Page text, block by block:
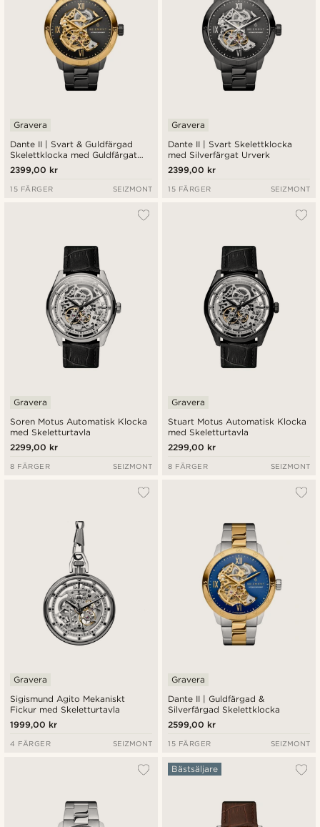
Dante II | Svart & Guldfärgad
Skelettklocka med Guldfärgat
Urverk
Gravera
2399,00 kr
15 FÄRGER SEIZMONT
Dante II | Svart Skelettklocka
med Silverfärgat Urverk
Gravera
2399,00 kr
15 FÄRGER SEIZMONT
Soren Motus Automatisk Klocka
med Skeletturtavla
Gravera
2299,00 kr
8 FÄRGER SEIZMONT
Stuart Motus Automatisk Klocka
med Skeletturtavla
Gravera
2299,00 kr
8 FÄRGER SEIZMONT
Sigismund Agito Mekaniskt
Fickur med Skeletturtavla
Gravera
1999,00 kr
4 FÄRGER SEIZMONT
Dante II | Guldfärgad &
Silverfärgad Skelettklocka
Gravera
2599,00 kr
15 FÄRGER SEIZMONT
Bästsäljare